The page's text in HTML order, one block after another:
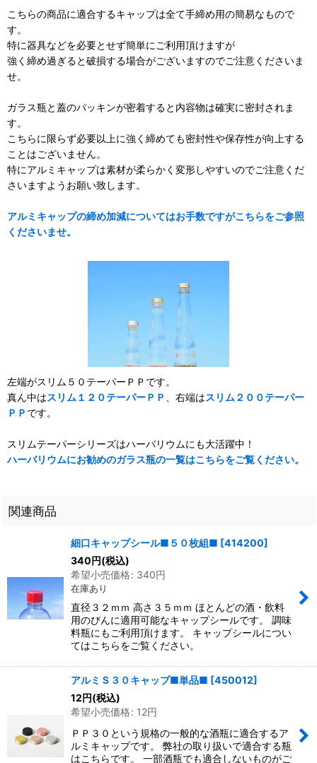
こちらの商品に適合するキャップは全て手締め用の簡易なもので
す。
特に器具などを必要とせず簡単にご利用頂けますが
強く締め過ぎると破損する場合がございますのでご注意くださいま
せ。
ガラス瓶と蓋のパッキンが密着すると内容物は確実に密封されま
す。
こちらに限らず必要以上に強く締めても密封性や保存性が向上する
ことはございません。
特にアルミキャップは素材が柔らかく変形しやすいのでご注意くだ
さいますようお願い致します。
アルミキャップの締め加減についてはお手数ですがこちらをご参照
くださいませ。
左端がスリム５０テーパーＰＰです。
真ん中はスリム１２０テーパーＰＰ 、右端はスリム２００テーパー
ＰＰ です。
スリムテーパーシリーズはハーバリウムにも大活躍中！
ハーバリウムにお勧めのガラス瓶の一覧はこちらをご覧ください。
関連商品
細口キャップシール■５０枚組■ [414200]
340円(税込)
希望小売価格: 340円
在庫あり
直径３２ｍｍ 高さ３５ｍｍ ほとんどの酒・飲料
用のびんに適用可能なキャップシールです。 調味
料瓶にもご利用頂けます。 キャップシールについ
てはこちらをご覧ください。
アルミＳ３０キャップ■単品■ [450012]
12円(税込)
希望小売価格: 12円
ＰＰ３０という規格の一般的な酒瓶に適合するア
ルミキャップです。 弊社の取り扱いで適合する瓶
はこちらです。 一部酒瓶でも適合しないものがご